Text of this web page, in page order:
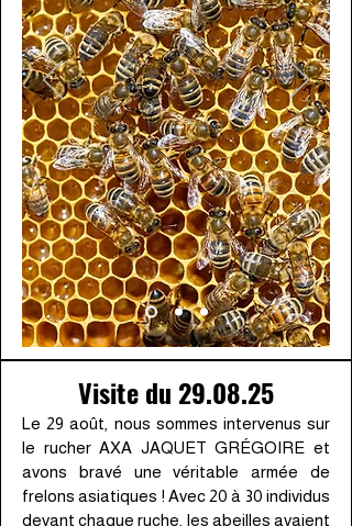
Visite du 29.08.25
Le 29 août, nous sommes intervenus sur
le rucher AXA JAQUET GRÉGOIRE et
avons bravé une véritable armée de
frelons asiatiques ! Avec 20 à 30 individus
devant chaque ruche, les abeilles avaient